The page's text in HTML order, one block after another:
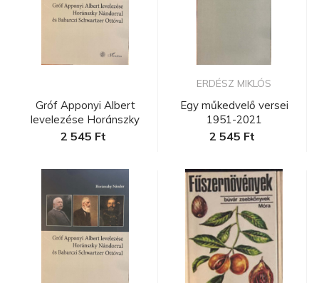
Gróf Apponyi Albert
levelezése Horánszky
Nándorra...
2 545 Ft
ERDÉSZ MIKLÓS
Egy műkedvelő versei
1951-2021
2 545 Ft